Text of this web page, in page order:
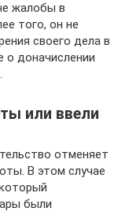
жалобы в
того, он не
своего дела в
о доначислении
или ввели
отменяет
В этом случае
были